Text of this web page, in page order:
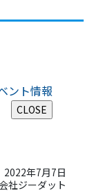
ント情報
2022年7月7日
社ジーダット